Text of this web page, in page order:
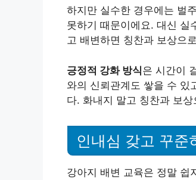
하지만 실수한 경우에는 벌
못하기 때문이에요. 대신 실
고 배변하면 칭찬과 보상으
긍정적 강화 방식은 시간이
와의 신뢰관계도 쌓을 수 있
다. 화내지 말고 칭찬과 보
인내심 갖고 꾸준
강아지 배변 교육은 정말 쉽